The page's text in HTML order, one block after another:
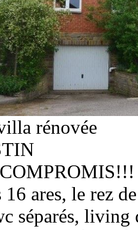
rénovée
ares, le rez
séparés, living